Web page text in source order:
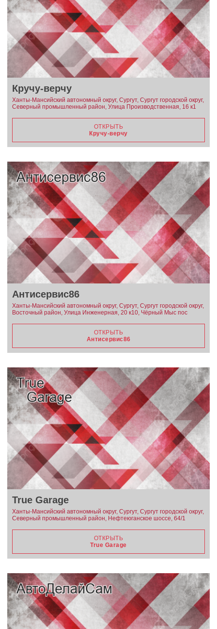
Кручу-верчу
Ханты-Мансийский автономный округ, Сургут, Сургут городской округ,
Северный промышленный район, Улица Производственная, 16 к1
ОТКРЫТЬ
Кручу-верчу
Антисервис86
Ханты-Мансийский автономный округ, Сургут, Сургут городской округ,
Восточный район, Улица Инженерная, 20 к10, Чёрный Мыс пос
ОТКРЫТЬ
Антисервис86
True Garage
Ханты-Мансийский автономный округ, Сургут, Сургут городской округ,
Северный промышленный район, Нефтеюганское шоссе, 64/1
ОТКРЫТЬ
True Garage